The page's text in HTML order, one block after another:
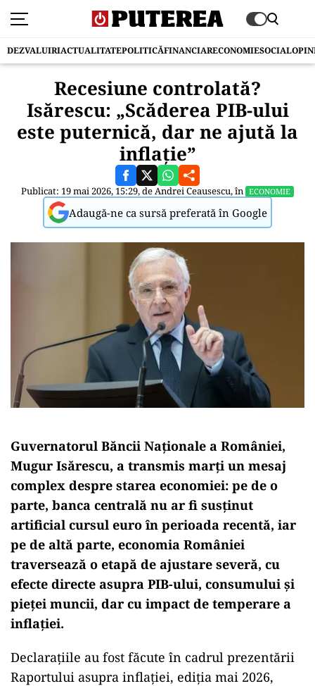
DEZVALUIRIACTUALITATEPOLITICĂFINANCIARECONOMIESOCIAL
Recesiune controlată?
Isărescu: „Scăderea PIB-ului
este puternică, dar ne ajută la
inflație”
Publicat: 19 mai 2026, 15:29, deAndrei Ceausescu, în ECONOMIE
Adaugă-ne ca sursă preferată în Google
Guvernatorul Băncii Naționale a României,
Mugur Isărescu, a transmis marți un mesaj
complex despre starea economiei: pe de o
parte, banca centrală nu ar fi susținut
artificial cursul euro în perioada recentă, iar
pe de altă parte, economia României
traversează o etapă de ajustare severă, cu
efecte directe asupra PIB-ului, consumului și
pieței muncii, dar cu impact de temperare a
inflației.
Declarațiile au fost făcute în cadrul prezentării
Raportului asupra inflației, ediția mai 2026,